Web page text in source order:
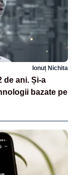
Ionuț Nichita
de ani. Și-a
bazate pe